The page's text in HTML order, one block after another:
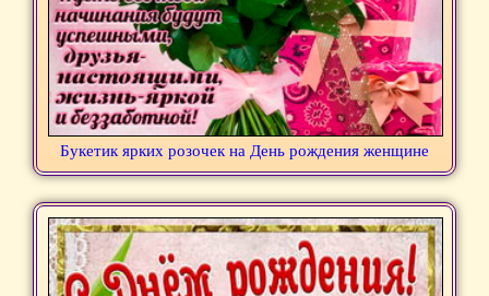
Букетик ярких розочек на День рождения женщине